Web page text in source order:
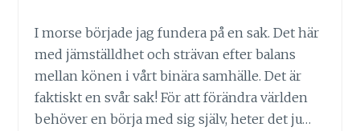
I morse började jag fundera på en sak. Det här
med jämställdhet och strävan efter balans
mellan könen i vårt binära samhälle. Det är
faktiskt en svår sak! För att förändra världen
behöver en börja med sig själv, heter det ju…